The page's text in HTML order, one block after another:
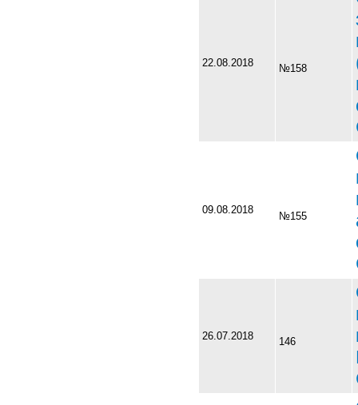
22.08.2018 №158
09.08.2018
№155
26.07.2018 146